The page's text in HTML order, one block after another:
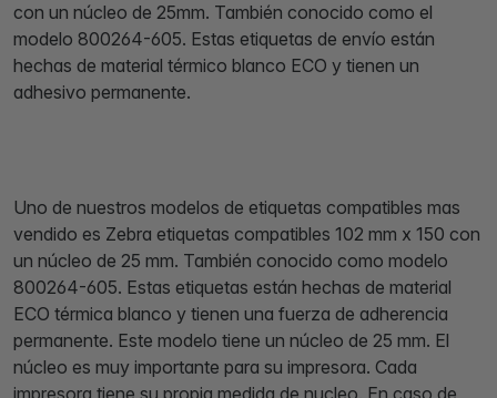
con un núcleo de 25mm. También conocido como el
modelo 800264-605. Estas etiquetas de envío están
hechas de material térmico blanco ECO y tienen un
adhesivo permanente.
Uno de nuestros modelos de etiquetas compatibles mas
vendido es Zebra etiquetas compatibles 102 mm x 150 con
un núcleo de 25 mm. También conocido como modelo
800264-605. Estas etiquetas están hechas de material
ECO térmica blanco y tienen una fuerza de adherencia
permanente. Este modelo tiene un núcleo de 25 mm. El
núcleo es muy importante para su impresora. Cada
impresora tiene su propia medida de nucleo. En caso de